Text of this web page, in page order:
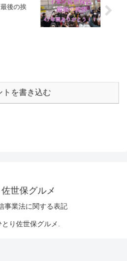
後の挨
トを書き込む
世保グルメ
事業法に関する表記
り佐世保グルメ.